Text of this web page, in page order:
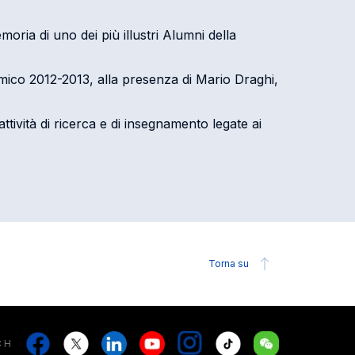
di uno dei più illustri Alumni della
2012-2013, alla presenza di Mario Draghi,
di ricerca e di insegnamento legate ai
Torna su
Stay in touch
Facebook
X LinkedinYoutubeInstagram
Tiktok Weechat